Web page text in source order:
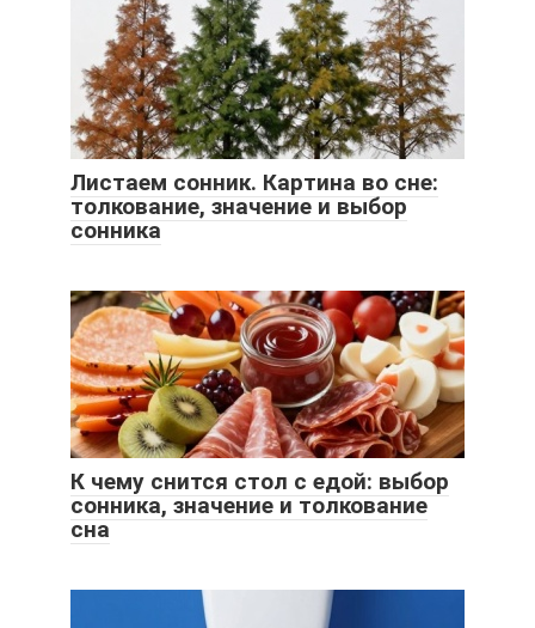
Листаем сонник. Картина во сне:
толкование, значение и выбор
сонника
К чему снится стол с едой: выбор
сонника, значение и толкование
сна